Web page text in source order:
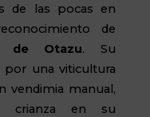
de las pocas en
de
de Otazu. Su
por una viticultura
vendimia manual,
crianza en su